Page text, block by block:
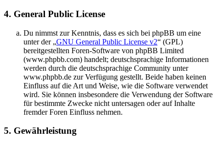
4. General Public License
Du nimmst zur Kenntnis, dass es sich bei phpBB um eine
unter der „GNU General Public License v2“ (GPL)
bereitgestellten Foren-Software von phpBB Limited
(www.phpbb.com) handelt; deutschsprachige Informationen
werden durch die deutschsprachige Community unter
www.phpbb.de zur Verfügung gestellt. Beide haben keinen
Einfluss auf die Art und Weise, wie die Software verwendet
wird. Sie können insbesondere die Verwendung der Software
für bestimmte Zwecke nicht untersagen oder auf Inhalte
fremder Foren Einfluss nehmen.
5. Gewährleistung